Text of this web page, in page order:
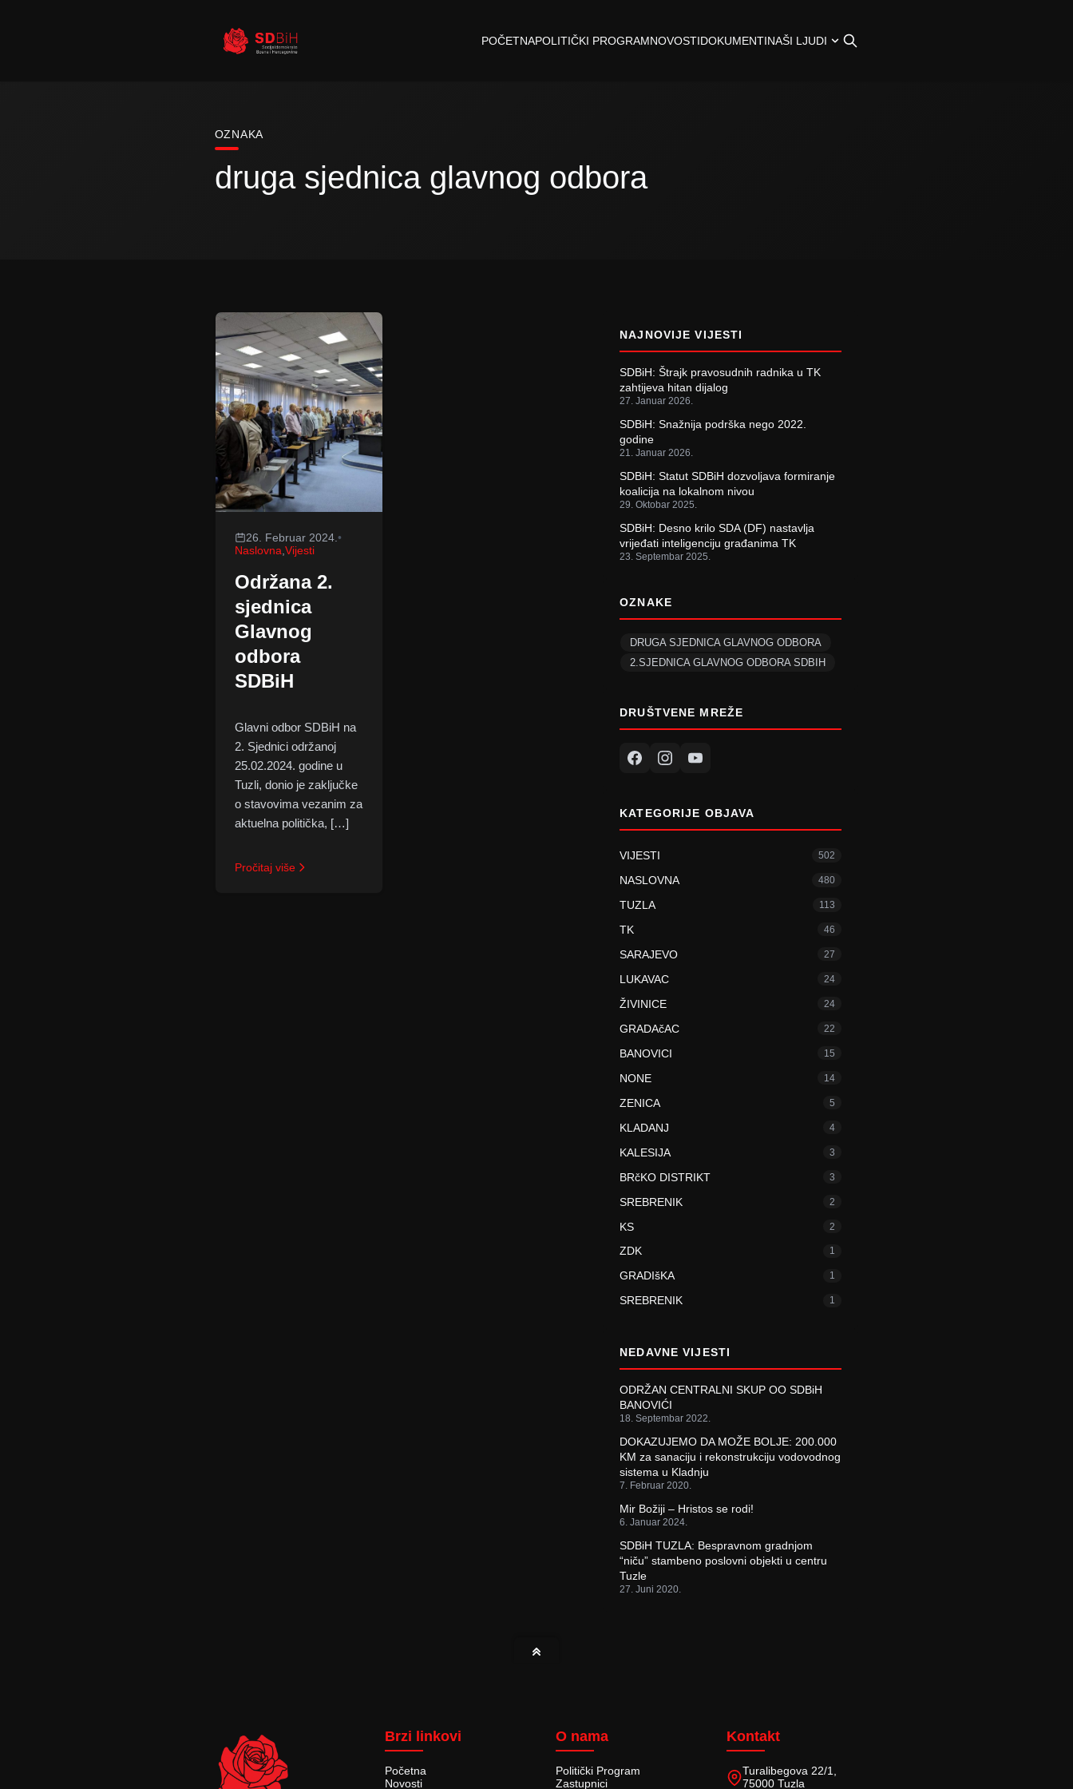
POČETNAPOLITIČKI PROGRAMNOVOSTIDOKUMENTINAŠI LJUDI
OZNAKA
druga sjednica glavnog odbora
26. Februar 2024. •
Naslovna Vijesti
Održana 2.
sjednica
Glavnog
odbora
SDBiH
Glavni odbor SDBiH na
2. Sjednici održanoj
25.02.2024. godine u
Tuzli, donio je zaključke
o stavovima vezanim za
aktuelna politička, […]
Pročitaj više
NAJNOVIJE VIJESTI
SDBiH: Štrajk pravosudnih radnika u TK
zahtijeva hitan dijalog
27. Januar 2026.
SDBiH: Snažnija podrška nego 2022.
godine
21. Januar 2026.
SDBiH: Statut SDBiH dozvoljava formiranje
koalicija na lokalnom nivou
29. Oktobar 2025.
SDBiH: Desno krilo SDA (DF) nastavlja
vrijeđati inteligenciju građanima TK
23. Septembar 2025.
OZNAKE
DRUGA SJEDNICA GLAVNOG ODBORA
2.SJEDNICA GLAVNOG ODBORA SDBIH
DRUŠTVENE MREŽE
KATEGORIJE OBJAVA
VIJESTI 502
NASLOVNA 480
TUZLA 113
TK 46
SARAJEVO 27
LUKAVAC 24
ŽIVINICE 24
GRADAčAC 22
BANOVICI 15
NONE 14
ZENICA 5
KLADANJ 4
KALESIJA 3
BRčKO DISTRIKT 3
SREBRENIK 2
KS 2
ZDK 1
GRADIšKA 1
SREBRENIK 1
NEDAVNE VIJESTI
ODRŽAN CENTRALNI SKUP OO SDBiH
BANOVIĆI
18. Septembar 2022.
DOKAZUJEMO DA MOŽE BOLJE: 200.000
KM za sanaciju i rekonstrukciju vodovodnog
sistema u Kladnju
7. Februar 2020.
Mir Božiji – Hristos se rodi!
6. Januar 2024.
SDBiH TUZLA: Bespravnom gradnjom
“niču” stambeno poslovni objekti u centru
Tuzle
27. Juni 2020.
Brzi linkovi
Početna
Novosti
O nama
Politički Program
Zastupnici
Kontakt
Turalibegova 22/1,
75000 Tuzla